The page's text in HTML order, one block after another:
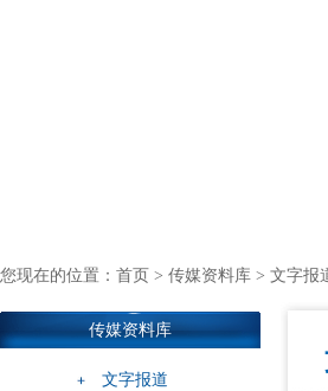
您现在的位置： 首页 > 传媒资料库 > 文字报
传媒资料库
文字报道